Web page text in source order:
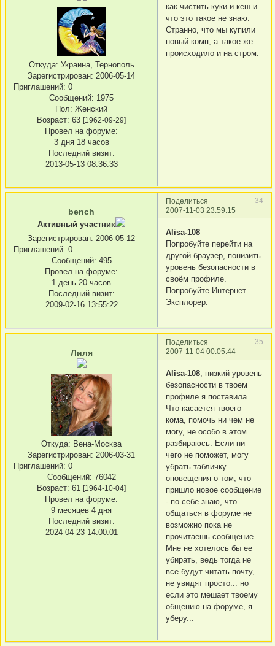
Откуда: Украина, Тернополь
Зарегистрирован: 2006-05-14
Приглашений: 0
Сообщений: 1975
Пол: Женский
Возраст: 63 [1962-09-29]
Провел на форуме:
3 дня 18 часов
Последний визит:
2013-05-13 08:36:33
как чистить куки и кеш и
что это такое не знаю.
Странно, что мы купили
новый комп, а такое же
происходило и на стром.
Поделиться
34
2007-11-03 23:59:15
bench
Активный участник
Зарегистрирован: 2006-05-12
Приглашений: 0
Сообщений: 495
Провел на форуме:
1 день 20 часов
Последний визит:
2009-02-16 13:55:22
Alisa-108
Попробуйте перейти на
другой браузер, понизить
уровень безопасности в
своём профиле.
Попробуйте Интернет
Эксплорер.
Поделиться
35
2007-11-04 00:05:44
Лиля
Откуда: Вена-Москва
Зарегистрирован: 2006-03-31
Приглашений: 0
Сообщений: 76042
Возраст: 61 [1964-10-04]
Провел на форуме:
9 месяцев 4 дня
Последний визит:
2024-04-23 14:00:01
Alisa-108 , низкий уровень
безопасности в твоем
профиле я поставила.
Что касается твоего
кома, помочь ни чем не
могу, не особо в этом
разбираюсь. Если ни
чего не поможет, могу
убрать табличку
оповещения о том, что
пришло новое сообщение
- по себе знаю, что
общаться в форуме не
возможно пока не
прочитаешь сообщение.
Мне не хотелось бы ее
убирать, ведь тогда не
все будут читать почту,
не увидят просто... но
если это мешает твоему
общению на форуме, я
уберу...